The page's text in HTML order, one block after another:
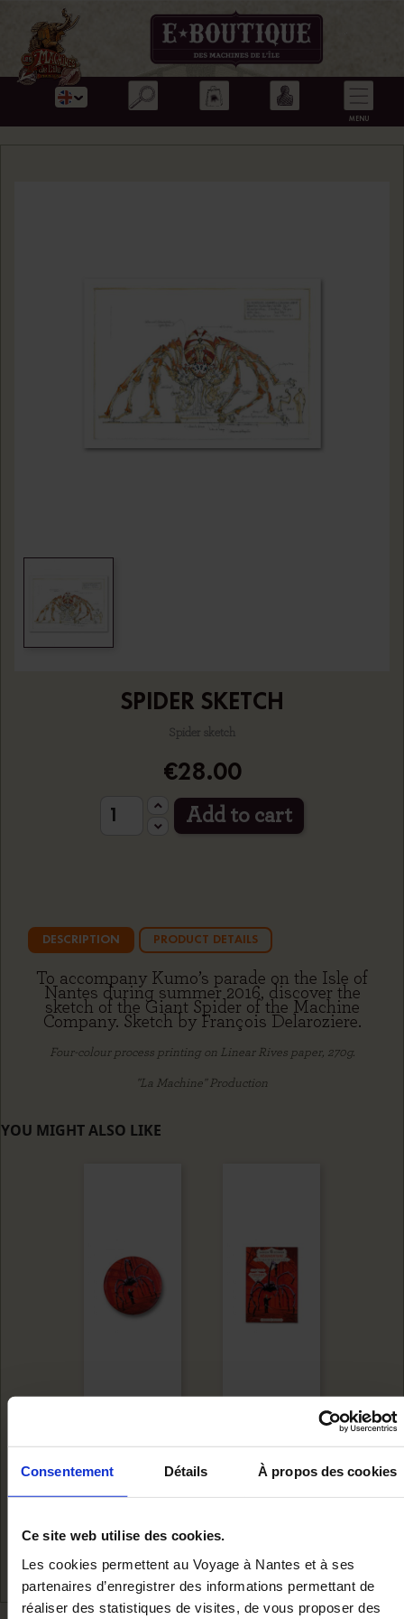
Consentement Détails À propos des cookies
Ce site web utilise des cookies.
Les cookies permettent au Voyage à Nantes et à ses
partenaires d’enregistrer des informations permettant de
réaliser des statistiques de visites, de vous proposer des
SPIDER SKETCH
Spider sketch
€28.00
Add to cart
DESCRIPTION PRODUCT DETAILS
To accompany Kumo’s parade on the Isle of
Nantes during summer 2016, discover the
sketch of the Giant Spider of the Machine
Company. Sketch by François Delaroziere.
Four-colour process printing on Linear Rives paper, 270g.
"La Machine" Production
YOU MIGHT ALSO LIKE
LARGE SPIDER
€2.20
Add to cart
SPIDER MAGNET
€4.50